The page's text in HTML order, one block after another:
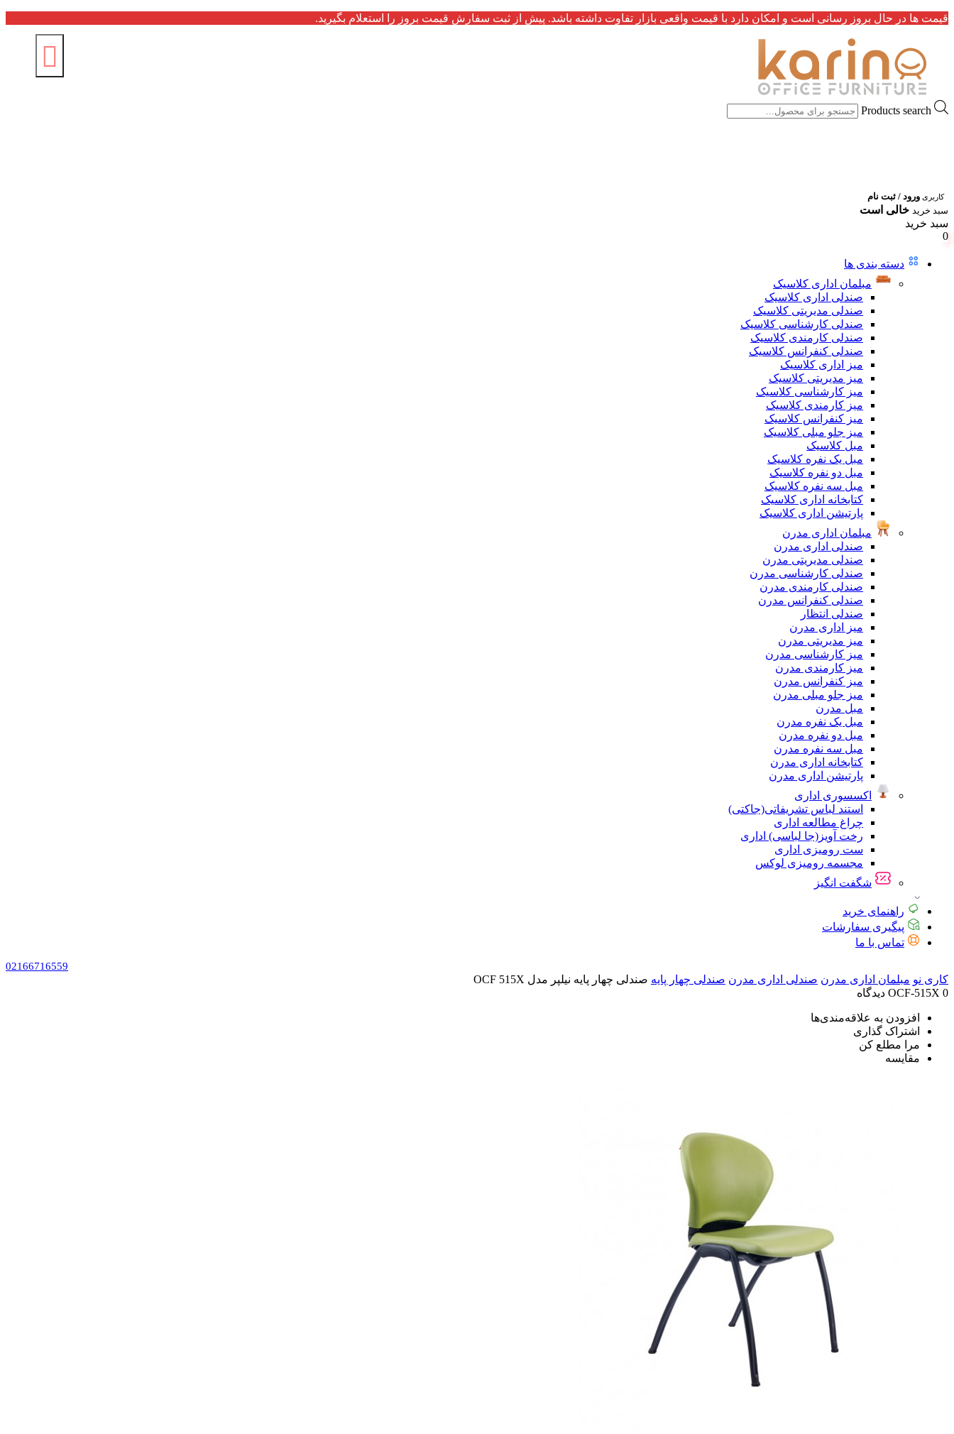
قیمت ها در حال بروز رسانی است و امکان دارد با قیمت واقعی بازار تفاوت داشته باشد. پیش از ثبت سفارش قیمت بروز را استعلام بگیرید.
Products search
کاربری ورود / ثبت نام
سبد خرید خالی است
سبد خرید
0
دسته بندی ها
مبلمان اداری کلاسیک
صندلی اداری کلاسیک
صندلی مدیریتی کلاسیک
صندلی کارشناسی کلاسیک
صندلی کارمندی کلاسیک
صندلی کنفرانس کلاسیک
میز اداری کلاسیک
میز مدیریتی کلاسیک
میز کارشناسی کلاسیک
میز کارمندی کلاسیک
میز کنفرانس کلاسیک
میز جلو مبلی کلاسیک
مبل کلاسیک
مبل یک نفره کلاسیک
مبل دو نفره کلاسیک
مبل سه نفره کلاسیک
کتابخانه اداری کلاسیک
پارتیشن اداری کلاسیک
مبلمان اداری مدرن
صندلی اداری مدرن
صندلی مدیریتی مدرن
صندلی کارشناسی مدرن
صندلی کارمندی مدرن
صندلی کنفرانس مدرن
صندلی انتظار
میز اداری مدرن
میز مدیریتی مدرن
میز کارشناسی مدرن
میز کارمندی مدرن
میز کنفرانس مدرن
میز جلو مبلی مدرن
مبل مدرن
مبل یک نفره مدرن
مبل دو نفره مدرن
مبل سه نفره مدرن
کتابخانه اداری مدرن
پارتیشن اداری مدرن
اکسسوری اداری
استند لباس تشریفاتی(جاکتی)
چراغ مطالعه اداری
رخت آویز(جا لباسی) اداری
ست رومیزی اداری
مجسمه رومیزی لوکس
شگفت انگیز
راهنمای خرید
پیگیری سفارشات
تماس با ما
02166716559
کاری نو مبلمان اداری مدرن صندلی اداری مدرن صندلی چهار پایه صندلی چهار پایه نیلپر مدل OCF 515X
OCF-515X 0 دیدگاه
افزودن به علاقه‌مندی‌ها
اشتراک گذاری
مرا مطلع کن
مقایسه